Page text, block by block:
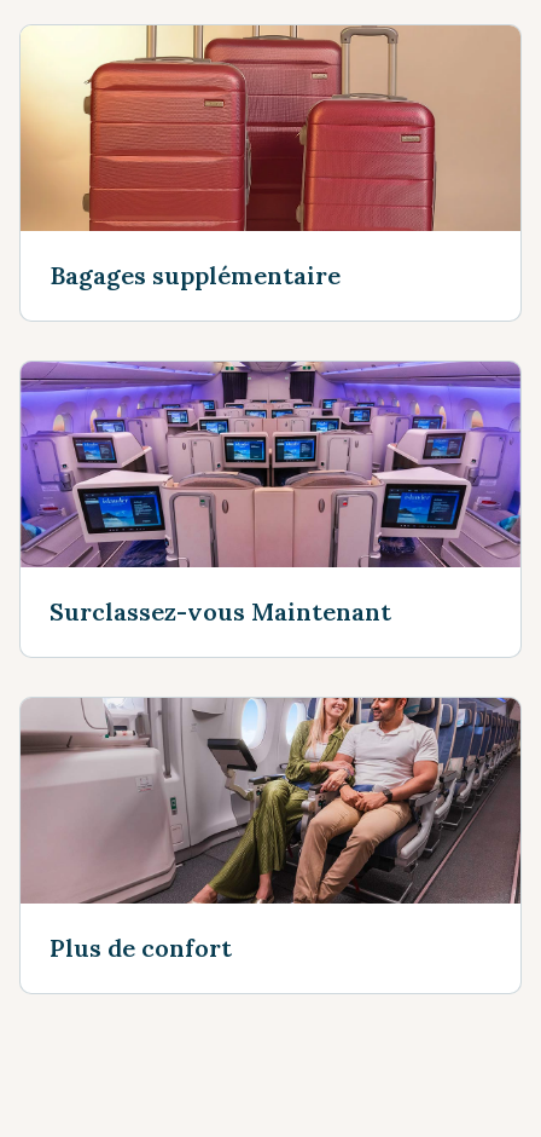
Bagages supplémentaire
Surclassez-vous Maintenant
Plus de confort